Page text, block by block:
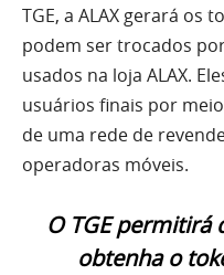
TGE, a ALAX gerará os
podem ser trocados
usados ​​na loja ALAX.
usuários finais por
de uma rede de
operadoras móveis.
O TGE permitirá
obtenha o